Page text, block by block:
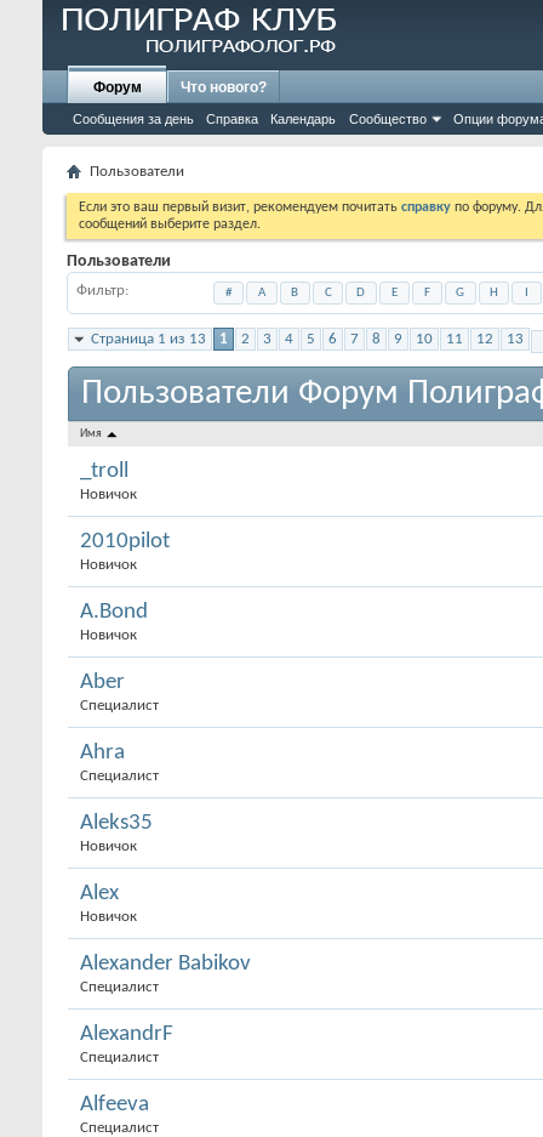
Форум
Сообщения за день Справка Календарь Сообщество Опции
Что нового?
Пользователи
Если это ваш первый визит, рекомендуем почитать справку по форуму.
сообщений выберите раздел.
Пользователи
Фильтр # A B C D E F G H
Страница 1 из 13 1 2 3 4 5 6 7 8 9 10 11 12 13
Пользователи Форум
Имя
_troll
Новичок
2010pilot
Новичок
A.Bond
Новичок
Aber
Специалист
Ahra
Специалист
Aleks35
Новичок
Alex
Новичок
Alexander Babikov
Специалист
AlexandrF
Специалист
Alfeeva
Специалист